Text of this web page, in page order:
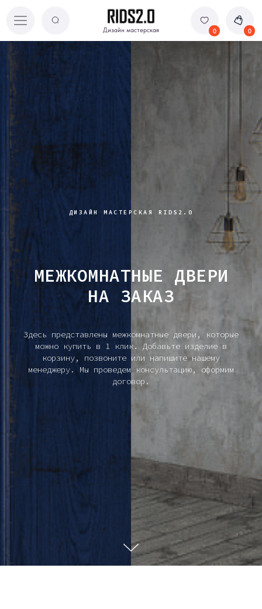
Дизайн мастерская 0
Дизайн мастерская
ДИЗАЙН МАСТЕРСКАЯ RIDS2.0
МЕЖКОМНАТНЫЕ ДВЕРИ
НА ЗАКАЗ
Здесь представлены межкомнатные двери, которые
можно купить в 1 клик. Добавьте изделие в
корзину, позвоните или напишите нашему
менеджеру. Мы проведем консультацию, оформим
договор.